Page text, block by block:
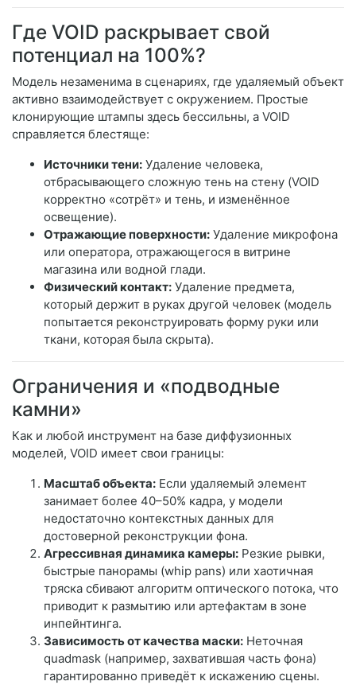
Где VOID раскрывает свой
потенциал на 100%?
Модель незаменима в сценариях, где удаляемый объект
активно взаимодействует с окружением. Простые
клонирующие штампы здесь бессильны, а VOID
справляется блестяще:
Источники тени: Удаление человека,
отбрасывающего сложную тень на стену (VOID
корректно «сотрёт» и тень, и изменённое
освещение).
Отражающие поверхности: Удаление микрофона
или оператора, отражающегося в витрине
магазина или водной глади.
Физический контакт: Удаление предмета,
который держит в руках другой человек (модель
попытается реконструировать форму руки или
ткани, которая была скрыта).
Ограничения и «подводные
камни»
Как и любой инструмент на базе диффузионных
моделей, VOID имеет свои границы:
Масштаб объекта: Если удаляемый элемент
занимает более 40–50% кадра, у модели
недостаточно контекстных данных для
достоверной реконструкции фона.
Агрессивная динамика камеры: Резкие рывки,
быстрые панорамы (whip pans) или хаотичная
тряска сбивают алгоритм оптического потока, что
приводит к размытию или артефактам в зоне
инпейнтинга.
Зависимость от качества маски: Неточная
quadmask (например, захватившая часть фона)
гарантированно приведёт к искажению сцены.